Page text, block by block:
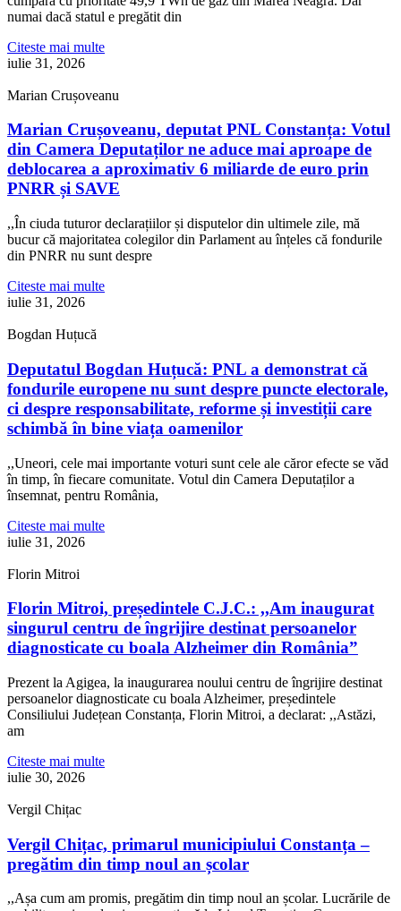
numai dacă statul e pregătit din
Citeste mai multe
iulie 31, 2026
Marian Crușoveanu
Marian Crușoveanu, deputat PNL Constanța: Votul
din Camera Deputaților ne aduce mai aproape de
deblocarea a aproximativ 6 miliarde de euro prin
PNRR și SAVE
,,În ciuda tuturor declarațiilor și disputelor din ultimele zile, mă
bucur că majoritatea colegilor din Parlament au înțeles că fondurile
din PNRR nu sunt despre
Citeste mai multe
iulie 31, 2026
Bogdan Huțucă
Deputatul Bogdan Huțucă: PNL a demonstrat că
fondurile europene nu sunt despre puncte electorale,
ci despre responsabilitate, reforme și investiții care
schimbă în bine viața oamenilor
,,Uneori, cele mai importante voturi sunt cele ale căror efecte se văd
în timp, în fiecare comunitate. Votul din Camera Deputaților a
însemnat, pentru România,
Citeste mai multe
iulie 31, 2026
Florin Mitroi
Florin Mitroi, președintele C.J.C.: ,,Am inaugurat
singurul centru de îngrijire destinat persoanelor
diagnosticate cu boala Alzheimer din România”
Prezent la Agigea, la inaugurarea noului centru de îngrijire destinat
persoanelor diagnosticate cu boala Alzheimer, președintele
Consiliului Județean Constanța, Florin Mitroi, a declarat: ,,Astăzi,
am
Citeste mai multe
iulie 30, 2026
Vergil Chițac
Vergil Chițac, primarul municipiului Constanța –
pregătim din timp noul an școlar
,,Așa cum am promis, pregătim din timp noul an școlar. Lucrările de